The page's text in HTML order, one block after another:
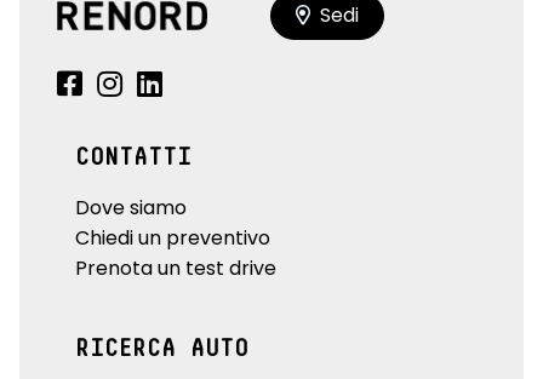
Sedi
CONTATTI
Dove siamo
Chiedi un preventivo
Prenota un test drive
RICERCA AUTO